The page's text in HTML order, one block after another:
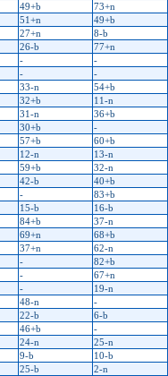
49+b 73+n
51+n 49+b
27+n 8-b
26-b 77+n
- -
- -
33-n 54+b
32+b 11-n
31-n 36+b
30+b -
57+b 60+b
12-n 13-n
59+b 32-n
42-b 40+b
- 83+b
15-b 16-b
84+b 37-n
69+n 68+b
37+n 62-n
- 82+b
- 67+n
- 19-n
48-n -
22-b 6-b
46+b -
24-n 25-n
9-b 10-b
25-b 2-n